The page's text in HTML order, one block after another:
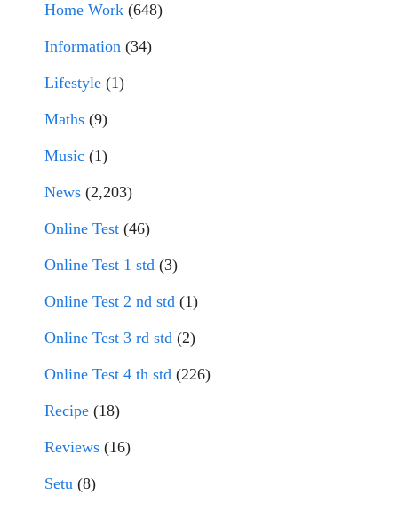
Home Work (648)
Information (34)
Lifestyle (1)
Maths (9)
Music (1)
News (2,203)
Online Test (46)
Online Test 1 std (3)
Online Test 2 nd std (1)
Online Test 3 rd std (2)
Online Test 4 th std (226)
Recipe (18)
Reviews (16)
Setu (8)